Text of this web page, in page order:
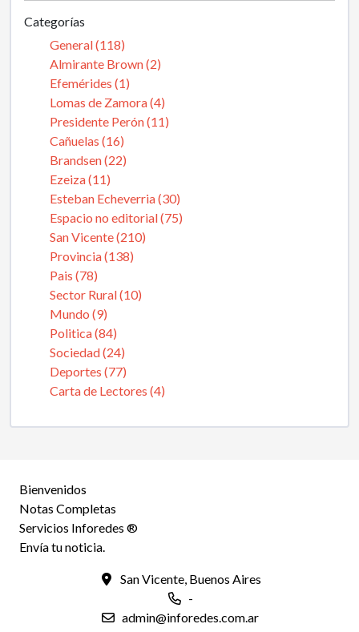
Categorías
General (118)
Almirante Brown (2)
Efemérides (1)
Lomas de Zamora (4)
Presidente Perón (11)
Cañuelas (16)
Brandsen (22)
Ezeiza (11)
Esteban Echeverria (30)
Espacio no editorial (75)
San Vicente (210)
Provincia (138)
Pais (78)
Sector Rural (10)
Mundo (9)
Politica (84)
Sociedad (24)
Deportes (77)
Carta de Lectores (4)
Bienvenidos
Notas Completas
Servicios Inforedes ®
Envía tu noticia.
San Vicente, Buenos Aires
-
admin@inforedes.com.ar